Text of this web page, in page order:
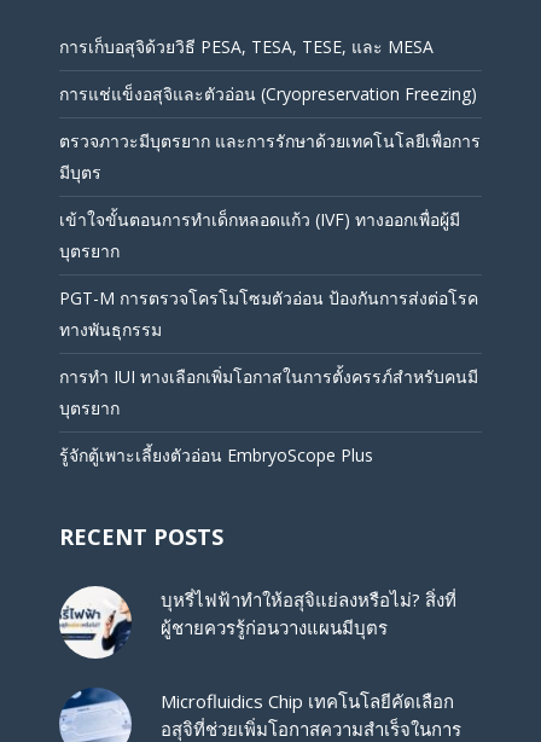
การเก็บอสุจิด้วยวิธี PESA, TESA, TESE, และ MESA
การแช่แข็งอสุจิและตัวอ่อน (Cryopreservation Freezing)
ตรวจภาวะมีบุตรยาก และการรักษาด้วยเทคโนโลยีเพื่อการ
มีบุตร
เข้าใจขั้นตอนการทำเด็กหลอดแก้ว (IVF) ทางออกเพื่อผู้มี
บุตรยาก
PGT-M การตรวจโครโมโซมตัวอ่อน ป้องกันการส่งต่อโรค
ทางพันธุกรรม
การทำ IUI ทางเลือกเพิ่มโอกาสในการตั้งครรภ์สำหรับคนมี
บุตรยาก
รู้จักตู้เพาะเลี้ยงตัวอ่อน EmbryoScope Plus
RECENT POSTS
บุหรี่ไฟฟ้าทำให้อสุจิแย่ลงหรือไม่? สิ่งที่
ผู้ชายควรรู้ก่อนวางแผนมีบุตร
Microfluidics Chip เทคโนโลยีคัดเลือก
อสุจิที่ช่วยเพิ่มโอกาสความสำเร็จในการ